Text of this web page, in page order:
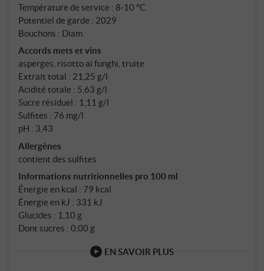
propre, facile à boire.
Température de service : 8‑10 °C
Potentiel de garde : 2029
Bouchons : Diam
Accords mets et vins
asperges, risotto ai funghi, truite
Extrait total : 21,25 g/l
Acidité totale : 5,63 g/l
Sucre résiduel : 1,11 g/l
Sulfites : 76 mg/l
pH : 3,43
Allergènes
contient des sulfites
Informations nutritionnelles pro 100 ml
Énergie en kcal : 79 kcal
Énergie en kJ : 331 kJ
Glucides : 1,10 g
Dont sucres : 0,00 g
EN SAVOIR PLUS